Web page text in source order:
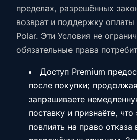
пределах, разрешённых
возврат и поддержку
Polar. Эти Условия не
обязательные права
Доступ Premium
после покупки;
запрашиваете
поставку и признаёте,
повлиять на право отказа